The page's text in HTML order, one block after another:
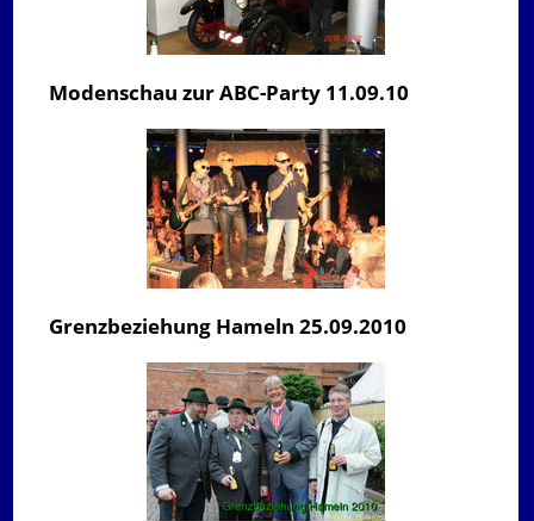
Modenschau zur ABC-Party 11.09.10
Grenzbeziehung Hameln 25.09.2010